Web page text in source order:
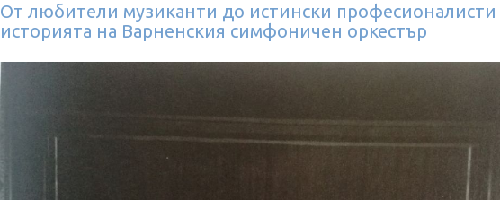
От любители музиканти до истински професионалисти
историята на Варненския симфоничен оркестър